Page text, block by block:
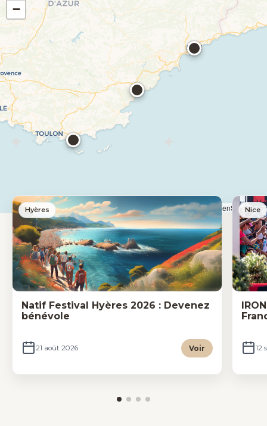
−
Leaflet|© OpenStreetMap
Hyères
Natif Festival Hyères 2026 : Devenez
bénévole
21 août 2026 Voir
Nice
12